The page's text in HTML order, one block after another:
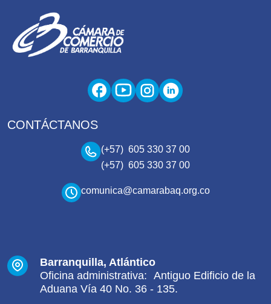
CONTÁCTANOS
(+57) 605 330 37 00
(+57) 605 330 37 00
comunica@camarabaq.org.co
Barranquilla, Atlántico
Oficina administrativa: Antiguo Edificio de la
Aduana Vía 40 No. 36 - 135.